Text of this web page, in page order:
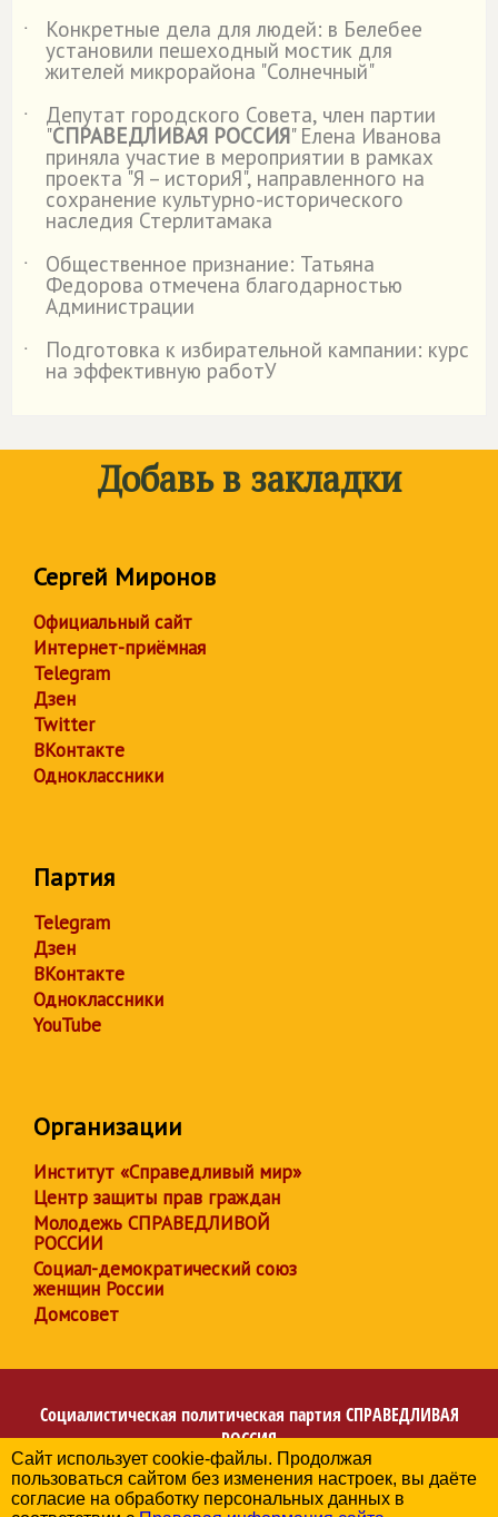
˙
Конкретные дела для людей: в Белебее
установили пешеходный мостик для
жителей микрорайона "Солнечный"
˙
Депутат городского Совета, член партии
"СПРАВЕДЛИВАЯ РОССИЯ" Елена Иванова
приняла участие в мероприятии в рамках
проекта "Я – историЯ", направленного на
сохранение культурно-исторического
наследия Стерлитамака
˙
Общественное признание: Татьяна
Федорова отмечена благодарностью
Администрации
˙
Подготовка к избирательной кампании: курс
на эффективную работУ
Добавь в закладки
Сергей Миронов
Официальный сайт
Интернет-приёмная
Telegram
Дзен
Twitter
ВКонтакте
Одноклассники
Партия
Telegram
Дзен
ВКонтакте
Одноклассники
YouTube
Организации
Институт «Справедливый мир»
Центр защиты прав граждан
Молодежь СПРАВЕДЛИВОЙ
РОССИИ
Социал-демократический союз
женщин России
Домсовет
Социалистическая политическая партия СПРАВЕДЛИВАЯ
РОССИЯ
Региональное отделение партии в Республике
Башкортостан
Сайт использует cookie-файлы. Продолжая
пользоваться сайтом без изменения настроек, вы даёте
согласие на обработку персональных данных в